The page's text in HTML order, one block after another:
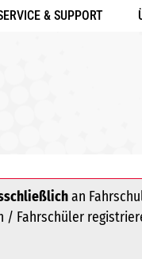
& SUPPORT
an
Fahrschüler